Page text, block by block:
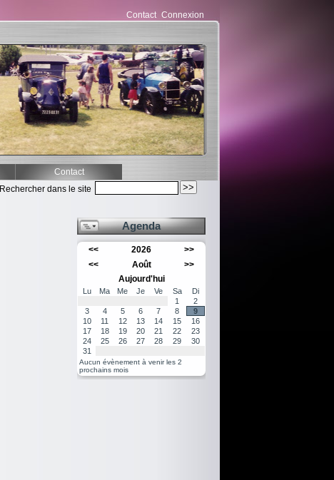
Contact Connexion
Contact
Rechercher dans le site
Agenda
<< 2026
>>
<<
Août
>>
Aujourd'hui
Lu Ma Me Je Ve Sa
Di
1
2
3
4 5 6 7 8
9
10
11 12 13 14 15
16
17
18 19 20 21 22
23
24
25 26 27 28 29
30
31
Aucun évènement à venir les 2
prochains mois